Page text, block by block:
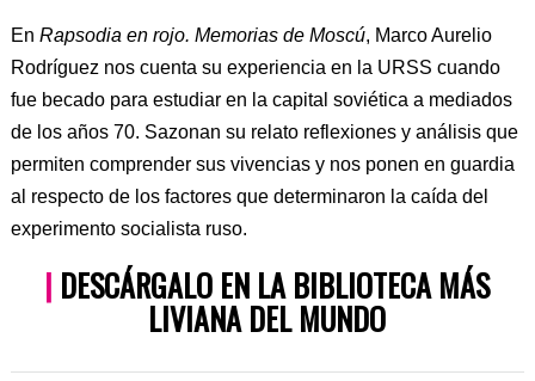
En Rapsodia en rojo. Memorias de Moscú, Marco Aurelio
Rodríguez nos cuenta su experiencia en la URSS cuando
fue becado para estudiar en la capital soviética a mediados
de los años 70. Sazonan su relato reflexiones y análisis que
permiten comprender sus vivencias y nos ponen en guardia
al respecto de los factores que determinaron la caída del
experimento socialista ruso.
| DESCÁRGALO EN LA BIBLIOTECA MÁS
LIVIANA DEL MUNDO